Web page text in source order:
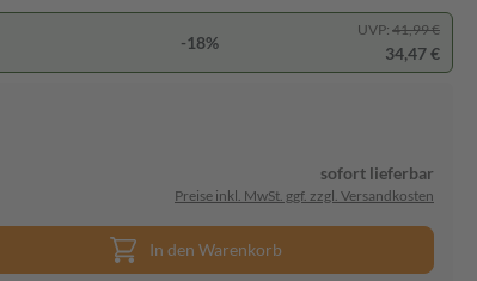
-18%
UVP: 41,99 €
34,47 €
sofort lieferbar
Preise inkl. MwSt. ggf. zzgl. Versandkosten
In den Warenkorb